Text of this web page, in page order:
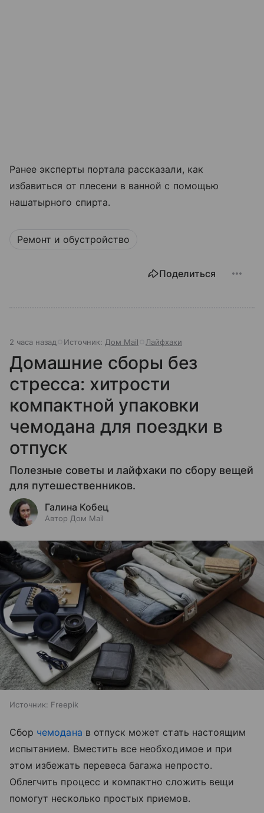
Ранее эксперты портала рассказали, как
избавиться от плесени в ванной с помощью
нашатырного спирта.
Ремонт и обустройство
Поделиться
2 часа назад Источник: Дом Mail Лайфхаки
Домашние сборы без
стресса: хитрости
компактной упаковки
чемодана для поездки в
отпуск
Полезные советы и лайфхаки по сбору вещей
для путешественников.
Галина Кобец
Автор Дом Mail
Источник: Freepik
Сбор чемодана в отпуск может стать настоящим
испытанием. Вместить все необходимое и при
этом избежать перевеса багажа непросто.
Облегчить процесс и компактно сложить вещи
помогут несколько простых приемов.